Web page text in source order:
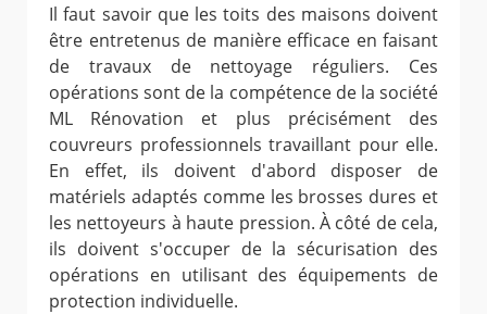
Il faut savoir que les toits des maisons doivent
être entretenus de manière efficace en faisant
de travaux de nettoyage réguliers. Ces
opérations sont de la compétence de la société
ML Rénovation et plus précisément des
couvreurs professionnels travaillant pour elle.
En effet, ils doivent d'abord disposer de
matériels adaptés comme les brosses dures et
les nettoyeurs à haute pression. À côté de cela,
ils doivent s'occuper de la sécurisation des
opérations en utilisant des équipements de
protection individuelle.